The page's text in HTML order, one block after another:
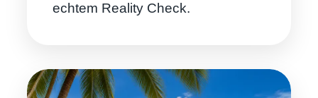
echtem Reality Check.